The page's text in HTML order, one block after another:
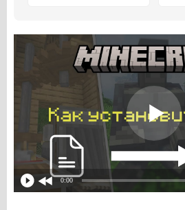
0:00